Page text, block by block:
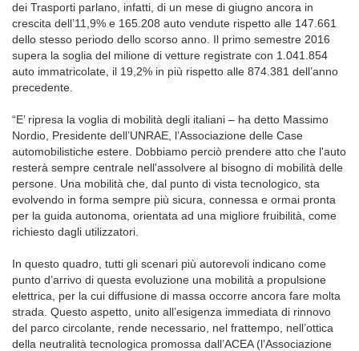
dei Trasporti parlano, infatti, di un mese di giugno ancora in
crescita dell’11,9% e 165.208 auto vendute rispetto alle 147.661
dello stesso periodo dello scorso anno. Il primo semestre 2016
supera la soglia del milione di vetture registrate con 1.041.854
auto immatricolate, il 19,2% in più rispetto alle 874.381 dell’anno
precedente.
“E’ ripresa la voglia di mobilità degli italiani – ha detto Massimo
Nordio, Presidente dell’UNRAE, l’Associazione delle Case
automobilistiche estere. Dobbiamo perciò prendere atto che l'auto
resterà sempre centrale nell'assolvere al bisogno di mobilità delle
persone. Una mobilità che, dal punto di vista tecnologico, sta
evolvendo in forma sempre più sicura, connessa e ormai pronta
per la guida autonoma, orientata ad una migliore fruibilità, come
richiesto dagli utilizzatori.
In questo quadro, tutti gli scenari più autorevoli indicano come
punto d’arrivo di questa evoluzione una mobilità a propulsione
elettrica, per la cui diffusione di massa occorre ancora fare molta
strada. Questo aspetto, unito all’esigenza immediata di rinnovo
del parco circolante, rende necessario, nel frattempo, nell’ottica
della neutralità tecnologica promossa dall’ACEA (l’Associazione